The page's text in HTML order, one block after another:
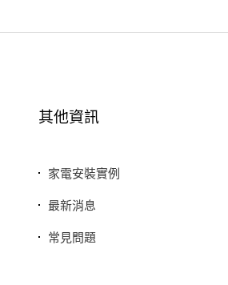
其他資訊
家電安裝實例
最新消息
常見問題